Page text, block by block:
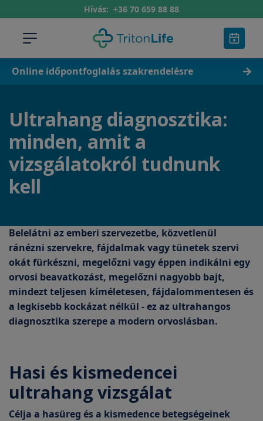
Hívás: +36 70 659 88 88
Online időpontfoglalás szakrendelésre
Ultrahang diagnosztika:
minden, amit a
vizsgálatokról tudnunk
kell
Belelátni az emberi szervezetbe, közvetlenül
ránézni szervekre, fájdalmak vagy tünetek szervi
okát fürkészni, megelőzni vagy éppen indikálni egy
orvosi beavatkozást, megelőzni nagyobb bajt,
mindezt teljesen kíméletesen, fájdalommentesen és
a legkisebb kockázat nélkül - ez az ultrahangos
diagnosztika szerepe a modern orvoslásban.
Hasi és kismedencei
ultrahang vizsgálat
Célja a hasüreg és a kismedence betegségeinek